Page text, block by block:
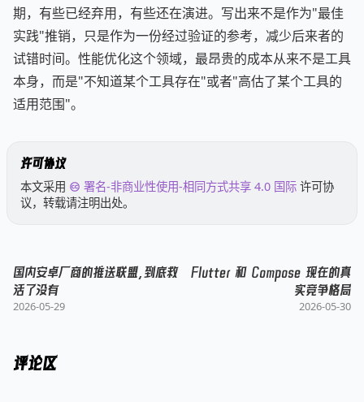
期，有些已经弃用，有些还在演进。写出来不是作为"最佳
实践"推销，只是作为一份经过验证的参考，减少后来者的
试错时间。性能优化这个领域，最昂贵的成本从来不是工具
本身，而是"不知道某个工具存在"或者"高估了某个工具的
适用范围"。
许可协议
本文采用 署名-非商业性使用-相同方式共享 4.0 国际 许可协
议，转载请注明出处。
国内安卓厂商的推送联盟，到底救
活了没有
2026-05-29
Flutter 和 Compose 现在的真
实竞争格局
2026-05-30
评论区